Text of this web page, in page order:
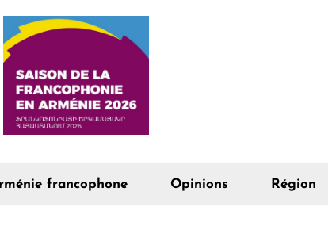
francophone Opinions Région